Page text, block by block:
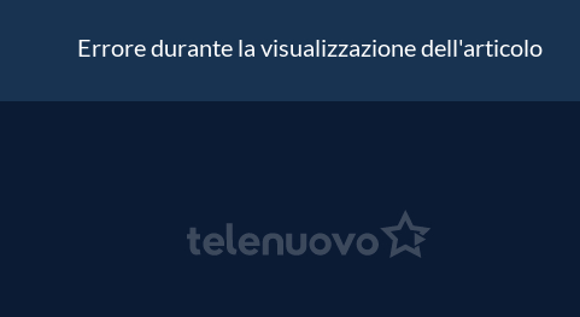
Errore durante la visualizzazione dell'articolo